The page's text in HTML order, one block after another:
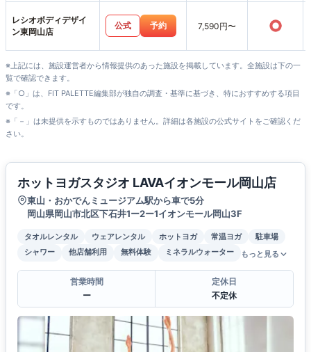
レシオボディデザイ
ン東岡山店
公式 予約 7,590円〜 ○
※上記には、施設運営者から情報提供のあった施設を掲載しています。全施設は下の一
覧で確認できます。
※「○」は、FIT PALETTE編集部が独自の調査・基準に基づき、特におすすめする項目
です。
※「－」は未提供を示すものではありません。詳細は各施設の公式サイトをご確認くだ
さい。
ホットヨガスタジオ LAVAイオンモール岡山店
東山・おかでんミュージアム駅から車で5分
岡山県岡山市北区下石井1ー2ー1イオンモール岡山3F
タオルレンタル ウェアレンタル ホットヨガ 常温ヨガ
駐車場
シャワー
他店舗利用 無料体験 ミネラルウォーター もっと見る
営業時間
ー
定休日
不定休